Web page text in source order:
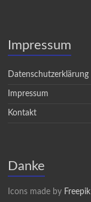
Impressum
Datenschutzerklärung
Impressum
Kontakt
Danke
Icons made by Freepik